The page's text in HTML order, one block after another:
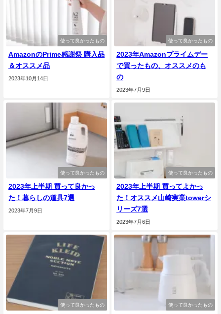
使って良かったもの
AmazonのPrime感謝祭 購入品
＆オススメ品
2023年10月14日
使って良かったもの
2023年Amazonプライムデー
で買ったもの、オススメのも
の
2023年7月9日
使って良かったもの
2023年上半期 買って良かっ
た！暮らしの道具7選
2023年7月9日
使って良かったもの
2023年上半期 買ってよかっ
た！オススメ山崎実業towerシ
リーズ7選
2023年7月6日
使って良かったもの 使って良かったもの